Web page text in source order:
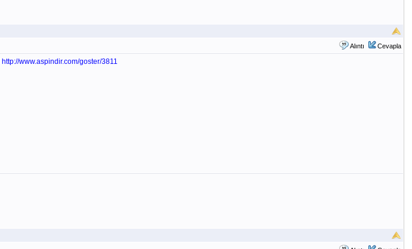
Alıntı Cevapla
http://www.aspindir.com/goster/3811